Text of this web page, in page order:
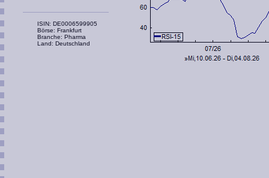
ISIN: DE0006599905
Börse: Frankfurt
Branche: Pharma
Land: Deutschland